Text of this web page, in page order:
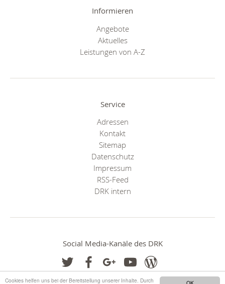
Cookies helfen uns bei der Bereitstellung unserer Inhalte. Durch
Informieren
Angebote
Aktuelles
Leistungen von A-Z
Service
Adressen
Kontakt
Sitemap
Datenschutz
Impressum
RSS-Feed
DRK intern
Social Media-Kanäle des DRK